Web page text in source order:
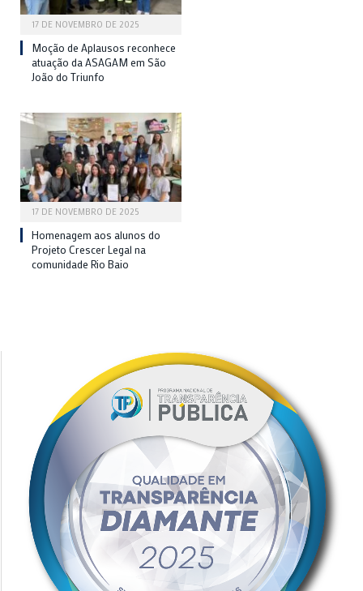
17 DE NOVEMBRO DE 2025
Moção de Aplausos reconhece
atuação da ASAGAM em São
João do Triunfo
17 DE NOVEMBRO DE 2025
Homenagem aos alunos do
Projeto Crescer Legal na
comunidade Rio Baio